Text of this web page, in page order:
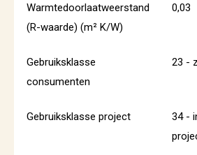
Warmtedoorlaatweerstand
(R-waarde) (m² K/W)
0,03
Gebruiksklasse
consumenten
23 -
Gebruiksklasse project
34 -